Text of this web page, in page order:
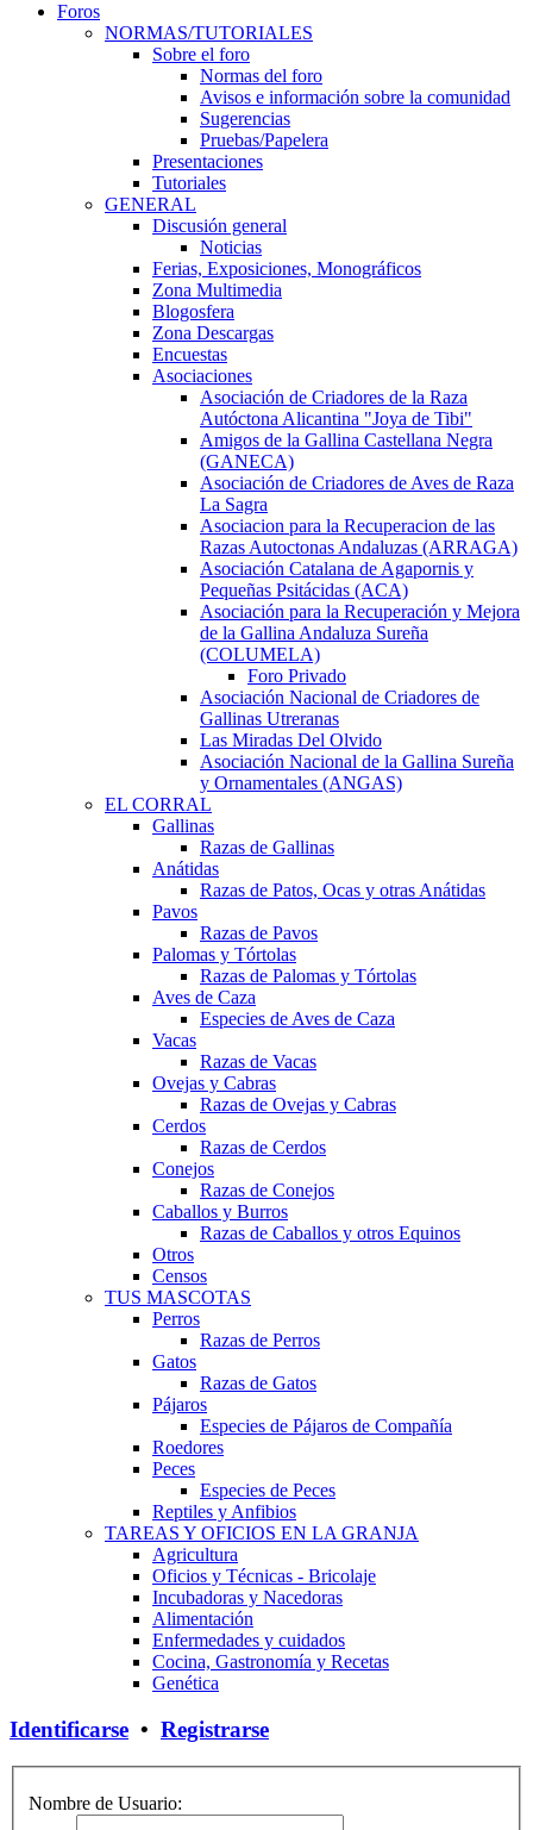
Foros
NORMAS/TUTORIALES
Sobre el foro
Normas del foro
Avisos e información sobre la comunidad
Sugerencias
Pruebas/Papelera
Presentaciones
Tutoriales
GENERAL
Discusión general
Noticias
Ferias, Exposiciones, Monográficos
Zona Multimedia
Blogosfera
Zona Descargas
Encuestas
Asociaciones
Asociación de Criadores de la Raza
Autóctona Alicantina "Joya de Tibi"
Amigos de la Gallina Castellana Negra
(GANECA)
Asociación de Criadores de Aves de Raza
La Sagra
Asociacion para la Recuperacion de las
Razas Autoctonas Andaluzas (ARRAGA)
Asociación Catalana de Agapornis y
Pequeñas Psitácidas (ACA)
Asociación para la Recuperación y Mejora
de la Gallina Andaluza Sureña
(COLUMELA)
Foro Privado
Asociación Nacional de Criadores de
Gallinas Utreranas
Las Miradas Del Olvido
Asociación Nacional de la Gallina Sureña
y Ornamentales (ANGAS)
EL CORRAL
Gallinas
Razas de Gallinas
Anátidas
Razas de Patos, Ocas y otras Anátidas
Pavos
Razas de Pavos
Palomas y Tórtolas
Razas de Palomas y Tórtolas
Aves de Caza
Especies de Aves de Caza
Vacas
Razas de Vacas
Ovejas y Cabras
Razas de Ovejas y Cabras
Cerdos
Razas de Cerdos
Conejos
Razas de Conejos
Caballos y Burros
Razas de Caballos y otros Equinos
Otros
Censos
TUS MASCOTAS
Perros
Razas de Perros
Gatos
Razas de Gatos
Pájaros
Especies de Pájaros de Compañía
Roedores
Peces
Especies de Peces
Reptiles y Anfibios
TAREAS Y OFICIOS EN LA GRANJA
Agricultura
Oficios y Técnicas - Bricolaje
Incubadoras y Nacedoras
Alimentación
Enfermedades y cuidados
Cocina, Gastronomía y Recetas
Genética
Identificarse • Registrarse
Nombre de Usuario: